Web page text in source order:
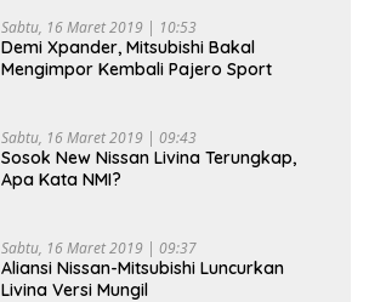
Sabtu, 16 Maret 2019 | 10:53
Demi Xpander, Mitsubishi Bakal
Mengimpor Kembali Pajero Sport
Sabtu, 16 Maret 2019 | 09:43
Sosok New Nissan Livina Terungkap,
Apa Kata NMI?
Sabtu, 16 Maret 2019 | 09:37
Aliansi Nissan-Mitsubishi Luncurkan
Livina Versi Mungil